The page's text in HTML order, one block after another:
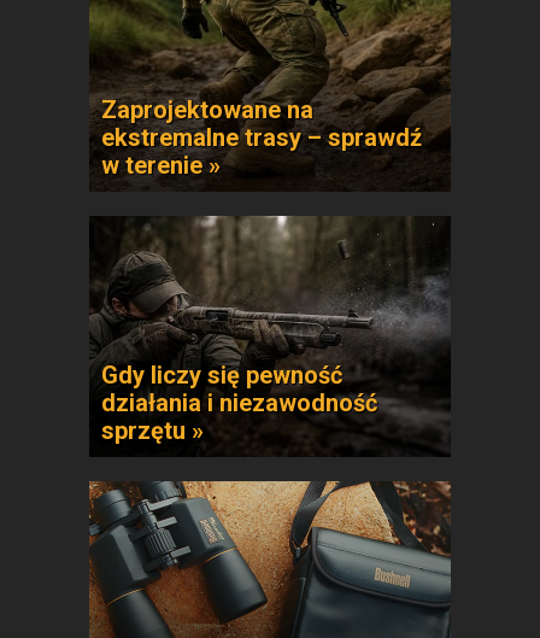
Zaprojektowane na
ekstremalne trasy – sprawdź
w terenie »
Gdy liczy się pewność
działania i niezawodność
sprzętu »